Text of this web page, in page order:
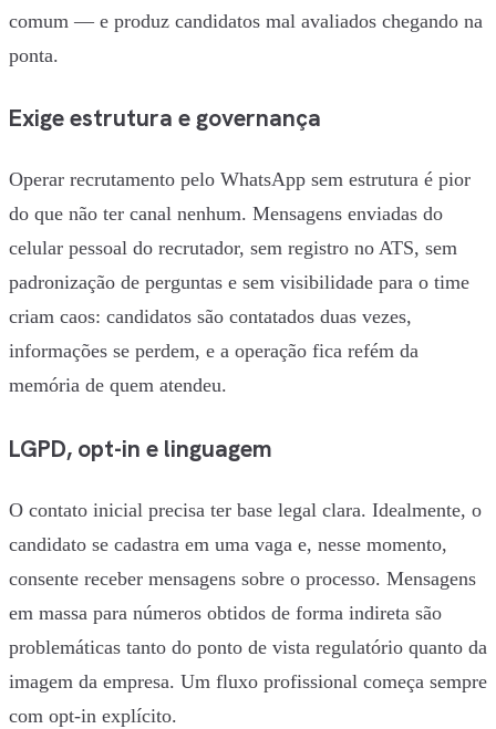
comum — e produz candidatos mal avaliados chegando na
ponta.
Exige estrutura e governança
Operar recrutamento pelo WhatsApp sem estrutura é pior
do que não ter canal nenhum. Mensagens enviadas do
celular pessoal do recrutador, sem registro no ATS, sem
padronização de perguntas e sem visibilidade para o time
criam caos: candidatos são contatados duas vezes,
informações se perdem, e a operação fica refém da
memória de quem atendeu.
LGPD, opt-in e linguagem
O contato inicial precisa ter base legal clara. Idealmente, o
candidato se cadastra em uma vaga e, nesse momento,
consente receber mensagens sobre o processo. Mensagens
em massa para números obtidos de forma indireta são
problemáticas tanto do ponto de vista regulatório quanto da
imagem da empresa. Um fluxo profissional começa sempre
com opt-in explícito.